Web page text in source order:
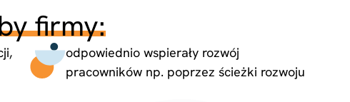
firmy:
odpowiednio wspierały rozwój
pracowników np. poprzez ścieżki rozwoju